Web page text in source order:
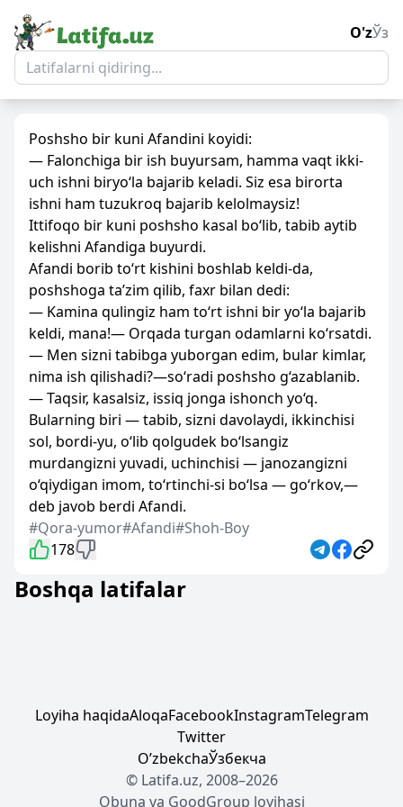
O'zЎз
Poshsho bir kuni Afandini koyidi:
— Falonchiga bir ish buyursam, hamma vaqt ikki-
uch ishni biryo‘la bajarib keladi. Siz esa birorta
ishni ham tuzukroq bajarib kelolmaysiz!
Ittifoqo bir kuni poshsho kasal bo‘lib, tabib aytib
kelishni Afandiga buyurdi.
Afandi borib to‘rt kishini boshlab keldi-da,
poshshoga ta’zim qilib, faxr bilan dedi:
— Kamina qulingiz ham to‘rt ishni bir yo‘la bajarib
keldi, mana!— Orqada turgan odamlarni ko‘rsatdi.
— Men sizni tabibga yuborgan edim, bular kimlar,
nima ish qilishadi?—so‘radi poshsho g‘azablanib.
— Taqsir, kasalsiz, issiq jonga ishonch yo‘q.
Bularning biri — tabib, sizni davolaydi, ikkinchisi
sol, bordi-yu, o‘lib qolgudek bo‘lsangiz
murdangizni yuvadi, uchinchisi — janozangizni
o‘qiydigan imom, to‘rtinchi-si bo‘lsa — go‘rkov,—
deb javob berdi Afandi.
#Qora-yumor#Afandi#Shoh-Boy
178
Boshqa latifalar
Loyiha haqidaAloqaFacebookInstagramTelegram
Twitter
OʼzbekchaЎзбекча
© Latifa.uz, 2008–2026
Obuna va GoodGroup loyihasi